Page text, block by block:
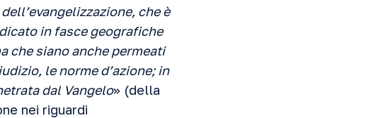
che è
in fasce geografiche
che siano anche permeati
le norme d’azione; in
dal Vangelo» (della
nei riguardi